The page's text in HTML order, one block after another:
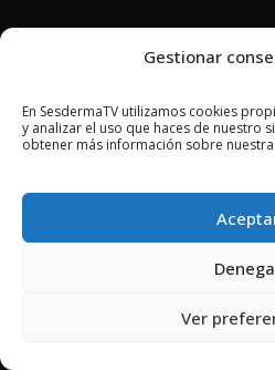
Gestionar
En SesdermaTV utilizamos cookies
y analizar el uso que haces de nuestro
obtener más información sobre
Ver